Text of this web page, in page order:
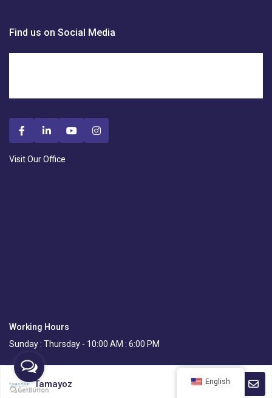
Find us on Social Media
Visit Our Office
Working Hours
Sunday : Thursday - 10:00 AM : 6:00 PM
All Rights Reserved © Curve Real Estate Consultancy
English
Tamayoz